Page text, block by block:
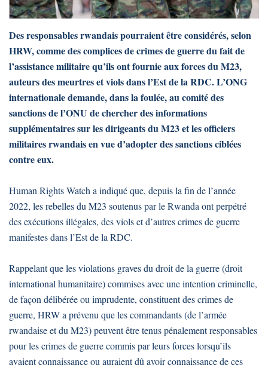
Des responsables rwandais pourraient être considérés, selon
HRW, comme des complices de crimes de guerre du fait de
l’assistance militaire qu’ils ont fournie aux forces du M23,
auteurs des meurtres et viols dans l’Est de la RDC. L’ONG
internationale demande, dans la foulée, au comité des
sanctions de l’ONU de chercher des informations
supplémentaires sur les dirigeants du M23 et les officiers
militaires rwandais en vue d’adopter des sanctions ciblées
contre eux.
Human Rights Watch a indiqué que, depuis la fin de l’année
2022, les rebelles du M23 soutenus par le Rwanda ont perpétré
des exécutions illégales, des viols et d’autres crimes de guerre
manifestes dans l’Est de la RDC.
Rappelantque les violations graves du droit de la guerre (droit
international humanitaire) commises avec une intention criminelle,
de façon délibérée ou imprudente, constituent des crimes de
guerre, HRW a prévenu que les commandants (de l’armée
rwandaise et du M23) peuvent être tenus pénalement responsables
pour les crimes de guerre commis par leurs forces lorsqu’ils
avaient connaissance ou auraient dû avoir connaissance de ces